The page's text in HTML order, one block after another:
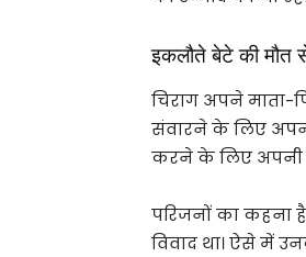
इकलौते बेटे की मौत
चिराग अपने माता-
संवारने के लिए
करने के लिए अपनी
परिजनों का कहना
विवाद था। ऐसे में